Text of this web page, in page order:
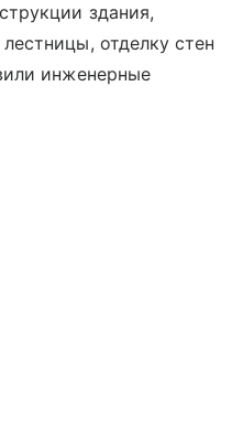
здания,
отделку стен
инженерные